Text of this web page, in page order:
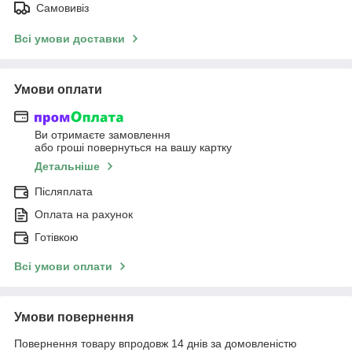
Самовивіз
Всі умови доставки
Умови оплати
Ви отримаєте замовлення
або гроші повернуться на вашу картку
Детальніше
Післяплата
Оплата на рахунок
Готівкою
Всі умови оплати
Умови повернення
Повернення товару впродовж 14 днів за домовленістю